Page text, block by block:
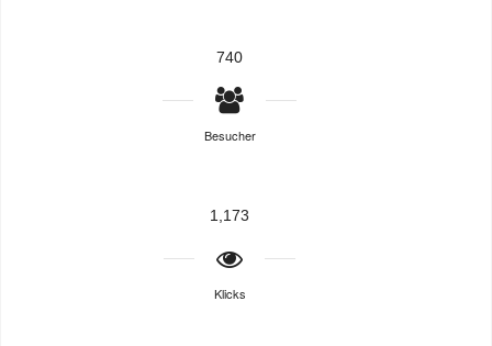
740
Besucher
1,173
Klicks